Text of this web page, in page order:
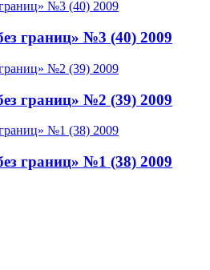
границ» №3 (40) 2009
границ» №2 (39) 2009
границ» №1 (38) 2009